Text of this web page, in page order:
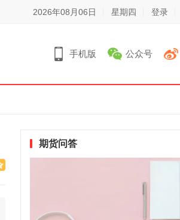
2026年08月06日 星期四 登录
手机版 公众号
期货问答